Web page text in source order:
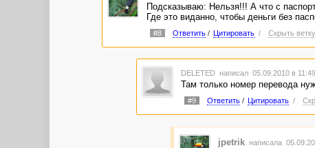
Подсказываю: Нельзя!!! А что с
Где это виданно, чтобы деньги без
#8 Ответить/ Цитировать / Скрыть ветку
DELETED написал 05.09.2010 в 11:49
Там только номер перевода
#9 Ответить/ Цитировать /
jpetrik написала